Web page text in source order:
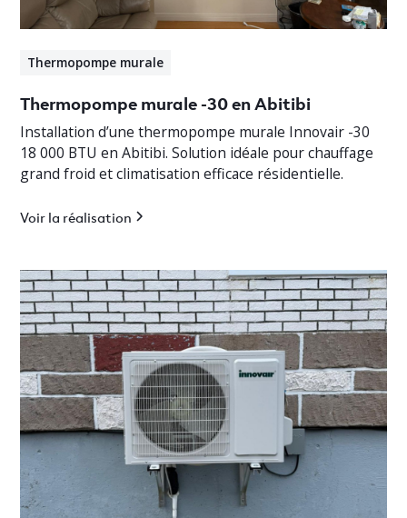
Thermopompe murale
Thermopompe murale -30 en Abitibi
Installation d’une thermopompe murale Innovair -30
18 000 BTU en Abitibi. Solution idéale pour chauffage
grand froid et climatisation efficace résidentielle.
Voir la réalisation